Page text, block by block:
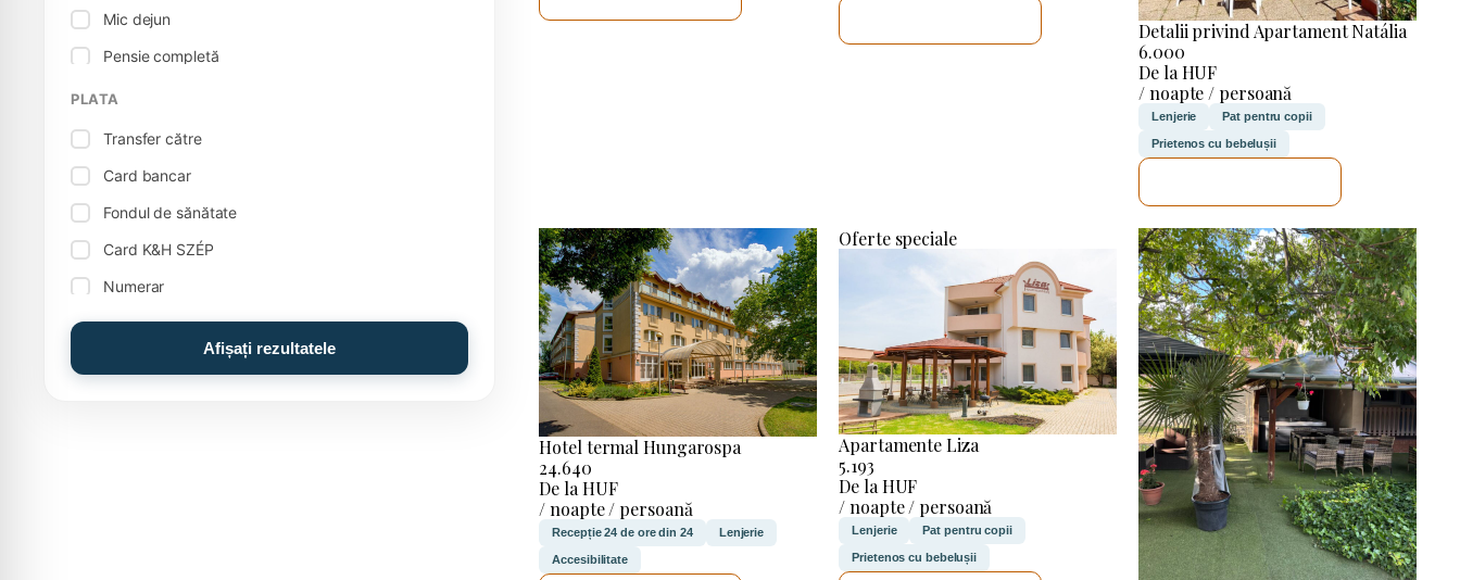
Scaun pentru copii, scaun înalt
Piscină interioară
Aragaz electric
Mic dejun
Pensie completă
Bucătărie vegetariană
PLATA
Transfer către
Card bancar
Fondul de sănătate
Card K&H SZÉP
Numerar
Numerar: Euro (€)
Card MKB SZÉP
Afișați rezultatele
Detalii privind Apartament Natália
6.000
De la HUF
/ noapte / persoană
Lenjerie Pat pentru copii
Prietenos cu bebelușii
Hotel termal Hungarospa
24.640
De la HUF
/ noapte / persoană
Recepție 24 de ore din 24 Lenjerie
Accesibilitate
Oferte speciale
Apartamente Liza
5.193
De la HUF
/ noapte / persoană
Lenjerie Pat pentru copii
Prietenos cu bebelușii